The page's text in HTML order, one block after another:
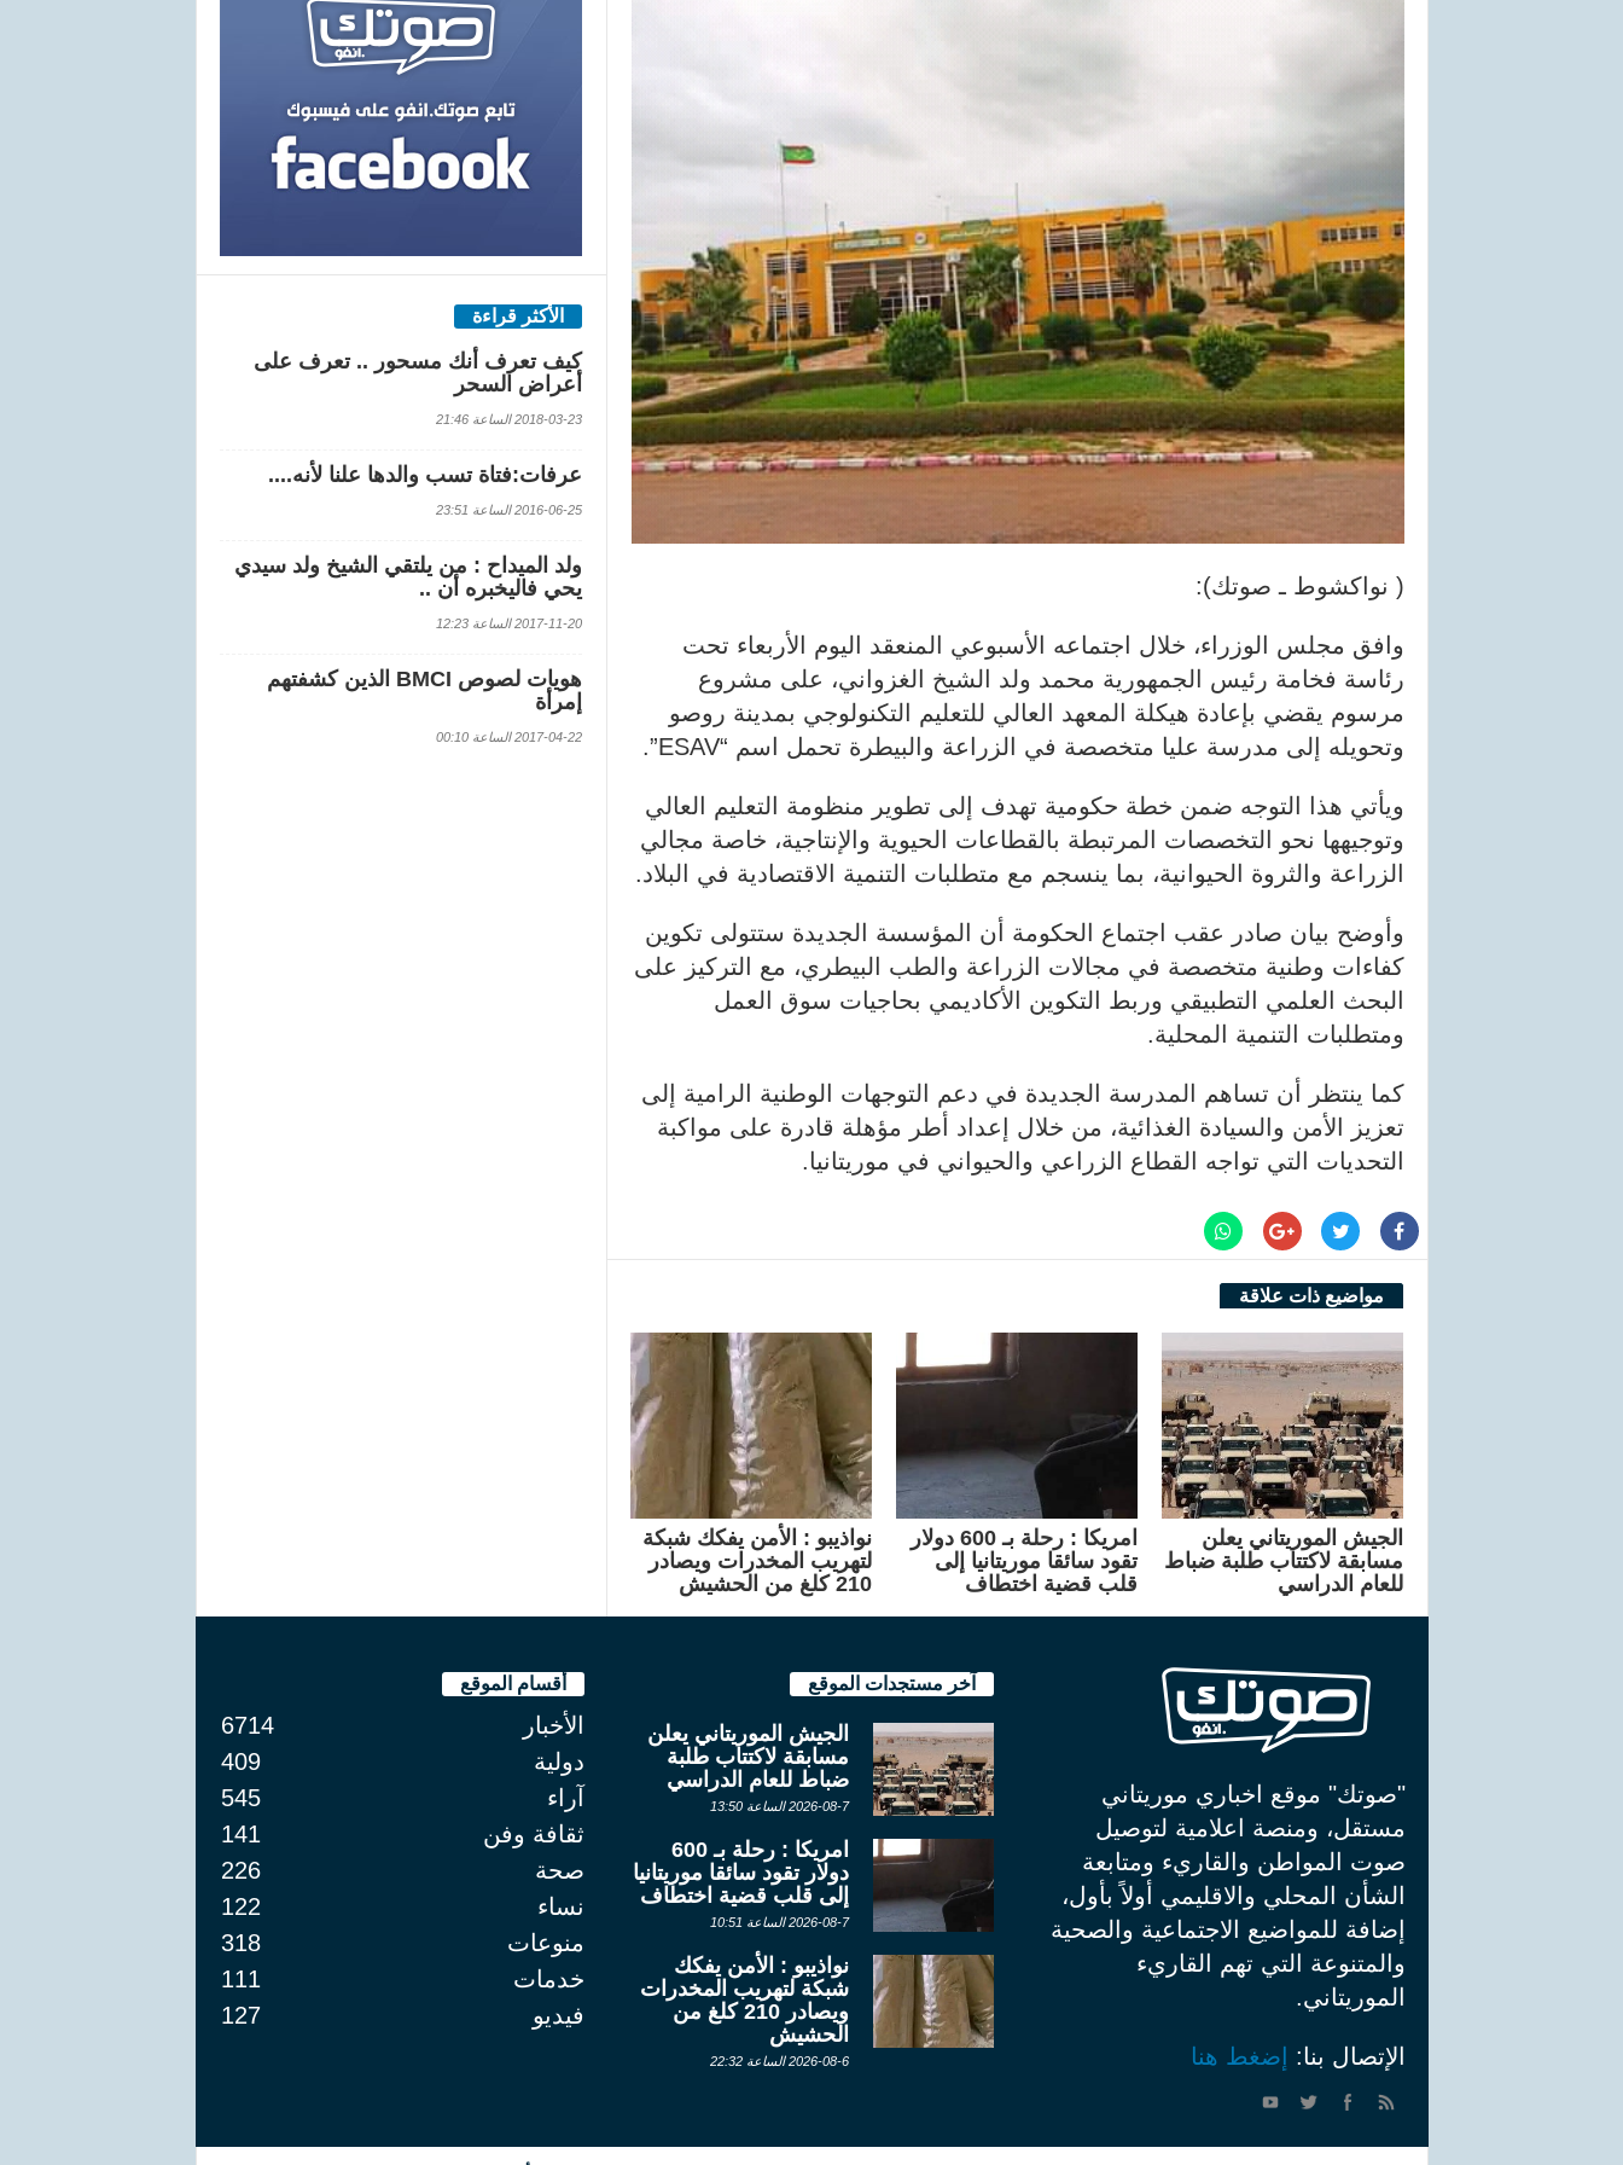
( نواكشوط ـ صوتك):
وافق مجلس الوزراء، خلال اجتماعه الأسبوعي المنعقد اليوم الأربعاء تحت
رئاسة فخامة رئيس الجمهورية محمد ولد الشيخ الغزواني، على مشروع
مرسوم يقضي بإعادة هيكلة المعهد العالي للتعليم التكنولوجي بمدينة روصو
وتحويله إلى مدرسة عليا متخصصة في الزراعة والبيطرة تحمل اسم “ESAV”.
ويأتي هذا التوجه ضمن خطة حكومية تهدف إلى تطوير منظومة التعليم العالي
وتوجيهها نحو التخصصات المرتبطة بالقطاعات الحيوية والإنتاجية، خاصة مجالي
الزراعة والثروة الحيوانية، بما ينسجم مع متطلبات التنمية الاقتصادية في البلاد.
وأوضح بيان صادر عقب اجتماع الحكومة أن المؤسسة الجديدة ستتولى تكوين
كفاءات وطنية متخصصة في مجالات الزراعة والطب البيطري، مع التركيز على
البحث العلمي التطبيقي وربط التكوين الأكاديمي بحاجيات سوق العمل
ومتطلبات التنمية المحلية.
كما ينتظر أن تساهم المدرسة الجديدة في دعم التوجهات الوطنية الرامية إلى
تعزيز الأمن والسيادة الغذائية، من خلال إعداد أطر مؤهلة قادرة على مواكبة
التحديات التي تواجه القطاع الزراعي والحيواني في موريتانيا.
مواضيع ذات علاقة
الجيش الموريتاني يعلن
مسابقة لاكتتاب طلبة ضباط
للعام الدراسي
امريكا : رحلة بـ 600 دولار
تقود سائقا موريتانيا إلى
قلب قضية اختطاف
نواذيبو : الأمن يفكك شبكة
لتهريب المخدرات ويصادر
210 كلغ من الحشيش
الأكثر قراءة
كيف تعرف أنك مسحور .. تعرف على
أعراض السحر
2018-03-23 الساعة 21:46
عرفات:فتاة تسب والدها علنا لأنه....
2016-06-25 الساعة 23:51
ولد الميداح : من يلتقي الشيخ ولد سيدي
يحي فاليخبره أن ..
2017-11-20 الساعة 12:23
هويات لصوص BMCI الذين كشفتهم
إمرأة
2017-04-22 الساعة 00:10
"صوتك" موقع اخباري موريتاني
مستقل، ومنصة اعلامية لتوصيل
صوت المواطن والقاريء ومتابعة
الشأن المحلي والاقليمي أولاً بأول،
إضافة للمواضيع الاجتماعية والصحية
والمتنوعة التي تهم القاريء
الموريتاني.
الإتصال بنا: إضغط هنا
آخر مستجدات الموقع
الجيش الموريتاني يعلن
مسابقة لاكتتاب طلبة
ضباط للعام الدراسي
2026-08-7 الساعة 13:50
امريكا : رحلة بـ 600
دولار تقود سائقا موريتانيا
إلى قلب قضية اختطاف
2026-08-7 الساعة 10:51
نواذيبو : الأمن يفكك
شبكة لتهريب المخدرات
ويصادر 210 كلغ من
الحشيش
2026-08-6 الساعة 22:32
أقسام الموقع
الأخبار
6714
دولية
409
آراء
545
ثقافة وفن
141
صحة
226
نساء
122
منوعات
318
خدمات
111
فيديو
127